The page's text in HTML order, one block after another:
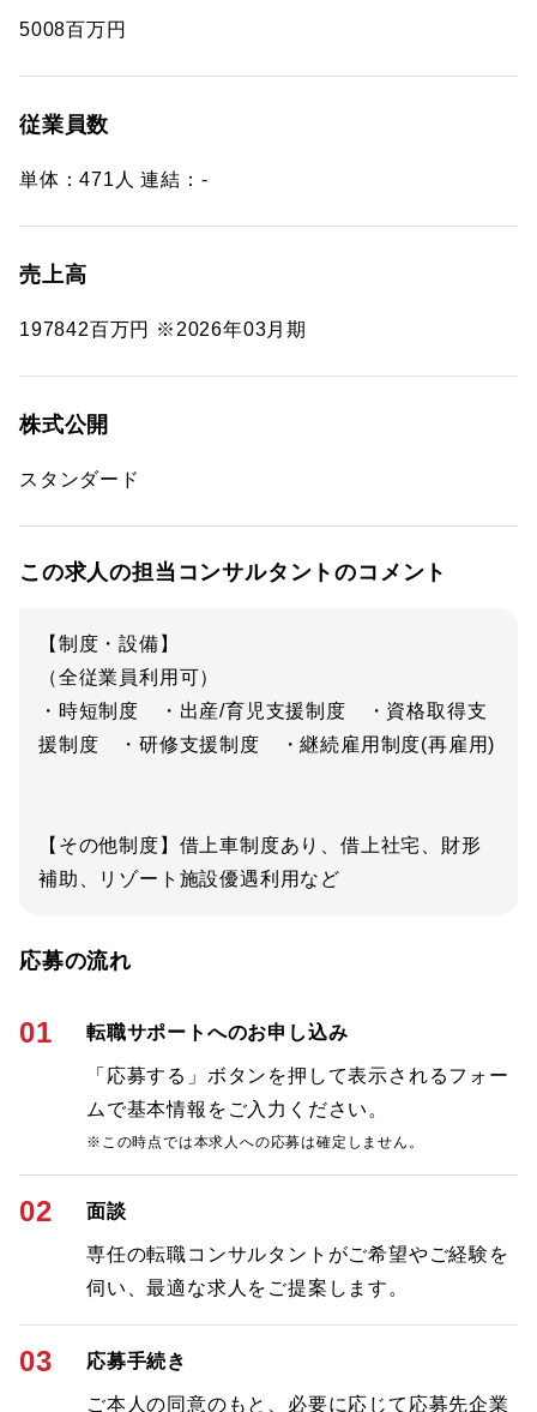
5008百万円
従業員数
単体：471人 連結：-
売上高
197842百万円 ※2026年03月期
株式公開
スタンダード
この求人の担当コンサルタントのコメント
【制度・設備】
（全従業員利用可）
・時短制度 ・出産/育児支援制度 ・資格取得支
援制度 ・研修支援制度 ・継続雇用制度(再雇用)
【その他制度】借上車制度あり、借上社宅、財形
補助、リゾート施設優遇利用など
応募の流れ
01 転職サポートへのお申し込み
「応募する」ボタンを押して表示されるフォー
ムで基本情報をご入力ください。
※この時点では本求人への応募は確定しません。
02 面談
専任の転職コンサルタントがご希望やご経験を
伺い、最適な求人をご提案します。
03 応募手続き
ご本人の同意のもと、必要に応じて応募先企業